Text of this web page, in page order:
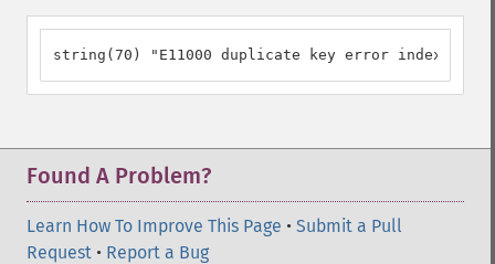
string(70) "E11000 duplicate key error index:
Found A Problem?
Learn How To Improve This Page • Submit a Pull
Request • Report a Bug